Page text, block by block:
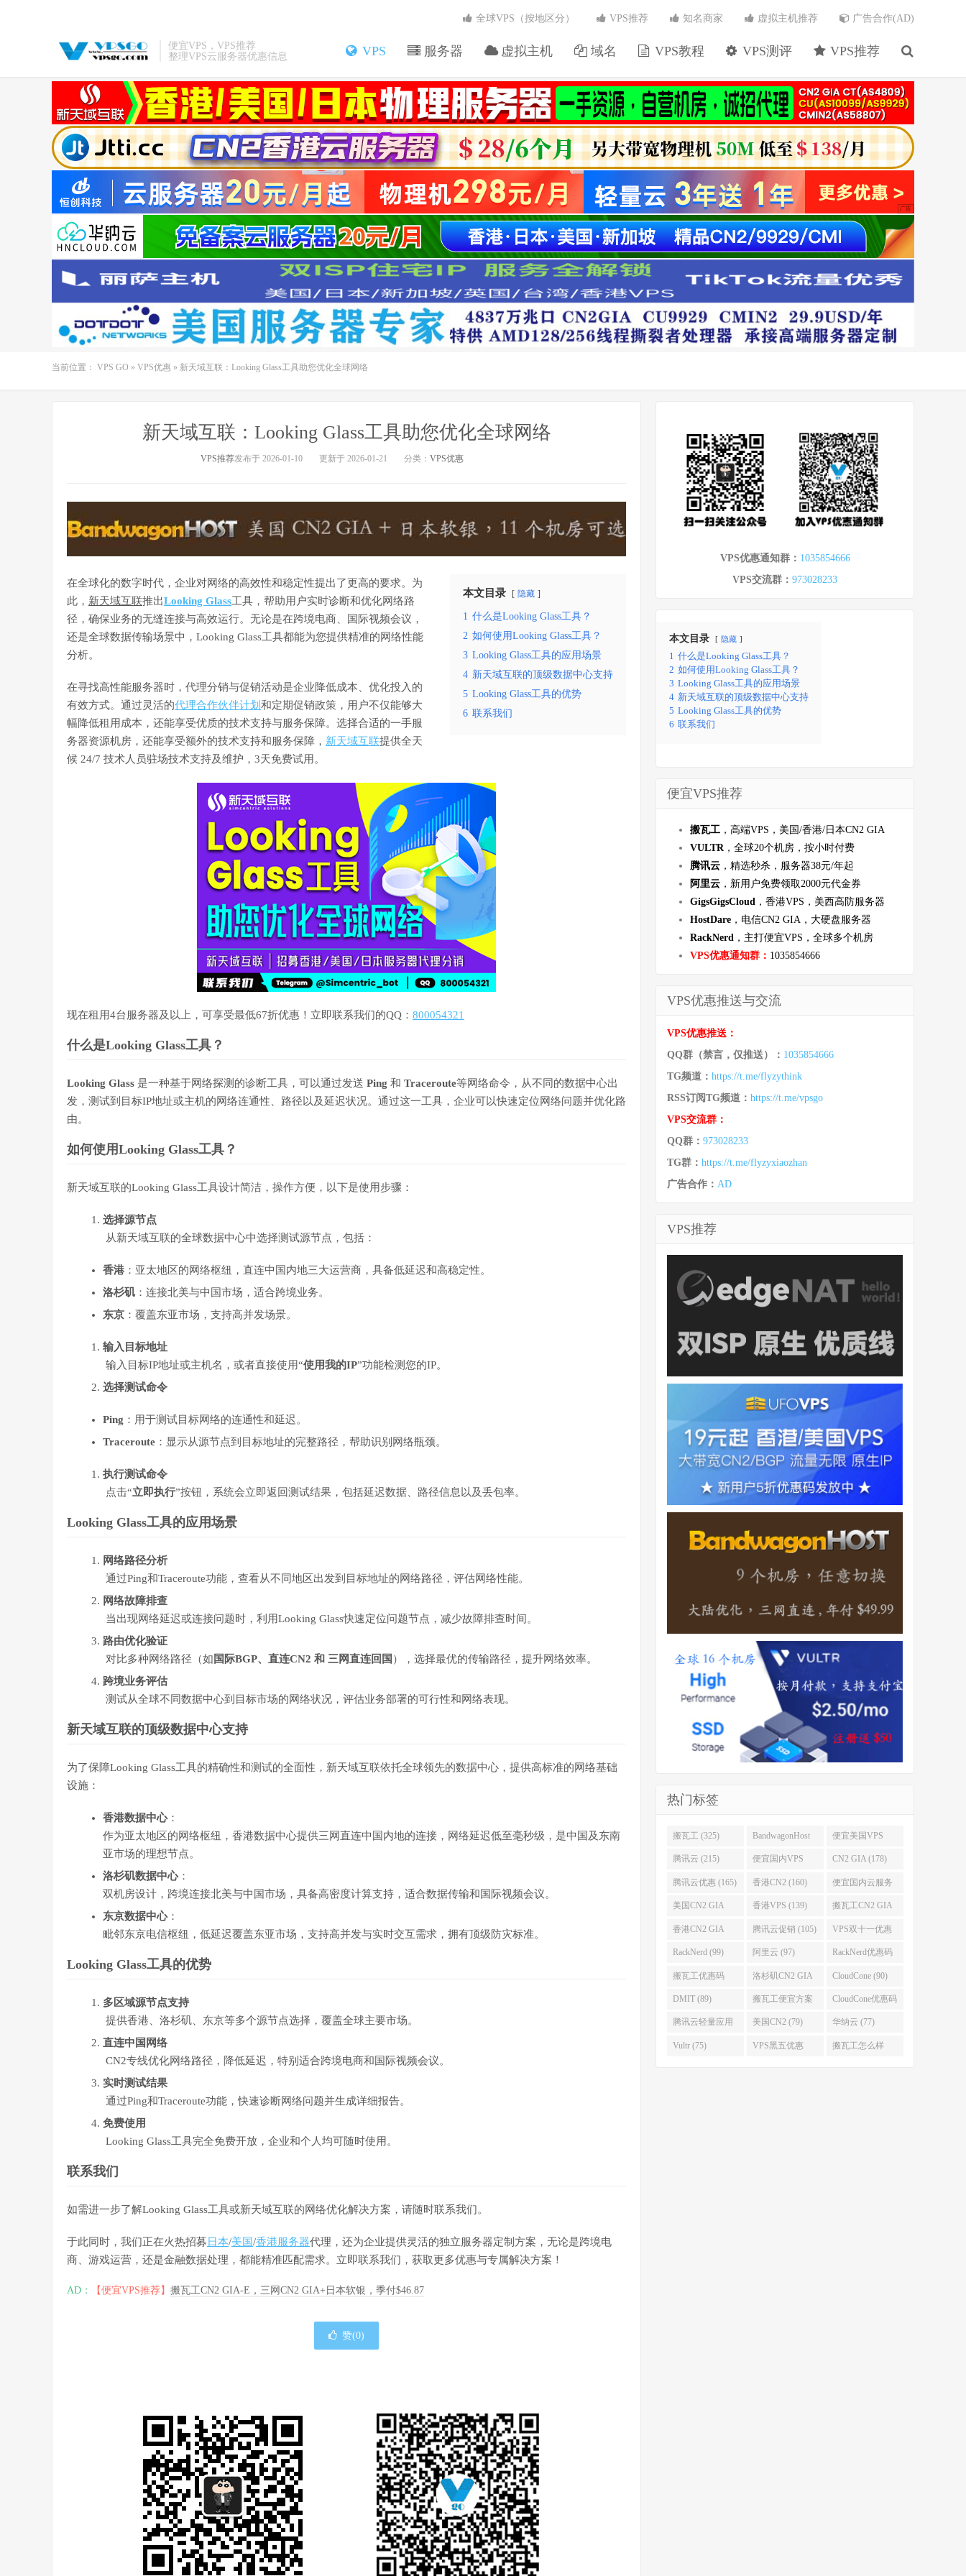
便宜VPS，VPS推荐
整理VPS云服务器优惠信息
VPS 服务器 虚拟主机 域名 VPS教程 VPS测评 VPS推荐
全球VPS（按地区分） VPS推荐 知名商家 虚拟主机推荐 广告合作(AD)
当前位置： VPS GO » VPS优惠 » 新天域互联：Looking Glass工具助您优化全球网络
新天域互联：Looking Glass工具助您优化全球网络
VPS推荐发布于 2026-01-10 更新于 2026-01-21 分类： VPS优惠
本文目录 隐藏
1 什么是Looking Glass工具？
2 如何使用Looking Glass工具？
3 Looking Glass工具的应用场景
4 新天域互联的顶级数据中心支持
5 Looking Glass工具的优势
6 联系我们
在全球化的数字时代，企业对网络的高效性和稳定性提出了更高的要求。为
此， 新天域互联推出Looking Glass工具，帮助用户实时诊断和优化网络路
径，确保业务的无缝连接与高效运行。无论是在跨境电商、国际视频会议，
还是全球数据传输场景中，Looking Glass工具都能为您提供精准的网络性能
分析。
在寻找高性能服务器时，代理分销与促销活动是企业降低成本、优化投入的
有效方式。通过灵活的代理合作伙伴计划和定期促销政策，用户不仅能够大
幅降低租用成本，还能享受优质的技术支持与服务保障。选择合适的一手服
务器资源机房，还能享受额外的技术支持和服务保障， 新天域互联提供全天
候 24/7 技术人员驻场技术支持及维护，3天免费试用。
现在租用4台服务器及以上，可享受最低67折优惠！立即联系我们的QQ： 800054321
什么是Looking Glass工具？
Looking Glass 是一种基于网络探测的诊断工具，可以通过发送 Ping 和 Traceroute等网络命令，从不同的数据中心出
发，测试到目标IP地址或主机的网络连通性、路径以及延迟状况。通过这一工具，企业可以快速定位网络问题并优化路
由。
如何使用Looking Glass工具？
新天域互联的Looking Glass工具设计简洁，操作方便，以下是使用步骤：
选择源节点
从新天域互联的全球数据中心中选择测试源节点，包括：
香港 ：亚太地区的网络枢纽，直连中国内地三大运营商，具备低延迟和高稳定性。
洛杉矶 ：连接北美与中国市场，适合跨境业务。
东京 ：覆盖东亚市场，支持高并发场景。
输入目标地址
输入目标IP地址或主机名，或者直接使用“使用我的IP”功能检测您的IP。
选择测试命令
Ping ：用于测试目标网络的连通性和延迟。
Traceroute ：显示从源节点到目标地址的完整路径，帮助识别网络瓶颈。
执行测试命令
点击“立即执行”按钮，系统会立即返回测试结果，包括延迟数据、路径信息以及丢包率。
Looking Glass工具的应用场景
网络路径分析
通过Ping和Traceroute功能，查看从不同地区出发到目标地址的网络路径，评估网络性能。
网络故障排查
当出现网络延迟或连接问题时，利用Looking Glass快速定位问题节点，减少故障排查时间。
路由优化验证
对比多种网络路径（如 国际BGP、直连CN2 和 三网直连回国 ），选择最优的传输路径，提升网络效率。
跨境业务评估
测试从全球不同数据中心到目标市场的网络状况，评估业务部署的可行性和网络表现。
新天域互联的顶级数据中心支持
为了保障Looking Glass工具的精确性和测试的全面性，新天域互联依托全球领先的数据中心，提供高标准的网络基础
设施：
香港数据中心：
作为亚太地区的网络枢纽，香港数据中心提供三网直连中国内地的连接，网络延迟低至毫秒级，是中国及东南
亚市场的理想节点。
洛杉矶数据中心：
双机房设计，跨境连接北美与中国市场，具备高密度计算支持，适合数据传输和国际视频会议。
东京数据中心：
毗邻东京电信枢纽，低延迟覆盖东亚市场，支持高并发与实时交互需求，拥有顶级防灾标准。
Looking Glass工具的优势
多区域源节点支持
提供香港、洛杉矶、东京等多个源节点选择，覆盖全球主要市场。
直连中国网络
CN2专线优化网络路径，降低延迟，特别适合跨境电商和国际视频会议。
实时测试结果
通过Ping和Traceroute功能，快速诊断网络问题并生成详细报告。
免费使用
Looking Glass工具完全免费开放，企业和个人均可随时使用。
联系我们
如需进一步了解Looking Glass工具或新天域互联的网络优化解决方案，请随时联系我们。
于此同时，我们正在火热招募 日本/美国/香港服务器代理，还为企业提供灵活的独立服务器定制方案，无论是跨境电
商、游戏运营，还是金融数据处理，都能精准匹配需求。立即联系我们，获取更多优惠与专属解决方案！
AD： 【便宜VPS推荐】 搬瓦工CN2 GIA-E，三网CN2 GIA+日本软银，季付$46.87
赞(0)
VPS优惠通知群： 1035854666
VPS交流群： 973028233
本文目录 隐藏
1 什么是Looking Glass工具？
2 如何使用Looking Glass工具？
3 Looking Glass工具的应用场景
4 新天域互联的顶级数据中心支持
5 Looking Glass工具的优势
6 联系我们
便宜VPS推荐
搬瓦工 ，高端VPS，美国/香港/日本CN2 GIA
VULTR ，全球20个机房，按小时付费
腾讯云 ，精选秒杀，服务器38元/年起
阿里云 ，新用户免费领取2000元代金券
GigsGigsCloud ，香港VPS，美西高防服务器
HostDare ，电信CN2 GIA，大硬盘服务器
RackNerd ，主打便宜VPS，全球多个机房
VPS优惠通知群： 1035854666
VPS优惠推送与交流
VPS优惠推送：
QQ群（禁言，仅推送）： 1035854666
TG频道： https://t.me/flyzythink
RSS订阅TG频道： https://t.me/vpsgo
VPS交流群：
QQ群： 973028233
TG群： https://t.me/flyzyxiaozhan
广告合作： AD
VPS推荐
热门标签
搬瓦工 (325) BandwagonHost
(223)
便宜美国VPS
(222)
腾讯云 (215) 便宜国内VPS
(184)
CN2 GIA (178)
腾讯云优惠 (165) 香港CN2 (160) 便宜国内云服务
器 (152)
美国CN2 GIA
(141)
香港VPS (139) 搬瓦工CN2 GIA
(118)
香港CN2 GIA
(111)
腾讯云促销 (105) VPS双十一优惠
(102)
RackNerd (99) 阿里云 (97) RackNerd优惠码
(93)
搬瓦工优惠码
(92)
洛杉矶CN2 GIA
(92)
CloudCone (90)
DMIT (89) 搬瓦工便宜方案
(86)
CloudCone优惠码
(82)
腾讯云轻量应用
服务器 (82)
美国CN2 (79) 华纳云 (77)
Vultr (75) VPS黑五优惠 搬瓦工怎么样